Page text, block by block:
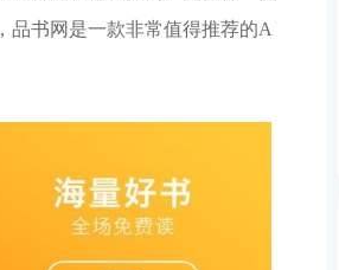
品书网是一款非常值得推荐的A